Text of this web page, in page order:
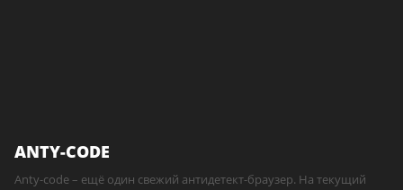
ANTY-CODE
Anty-code – ещё один свежий антидетект-браузер. На текущий